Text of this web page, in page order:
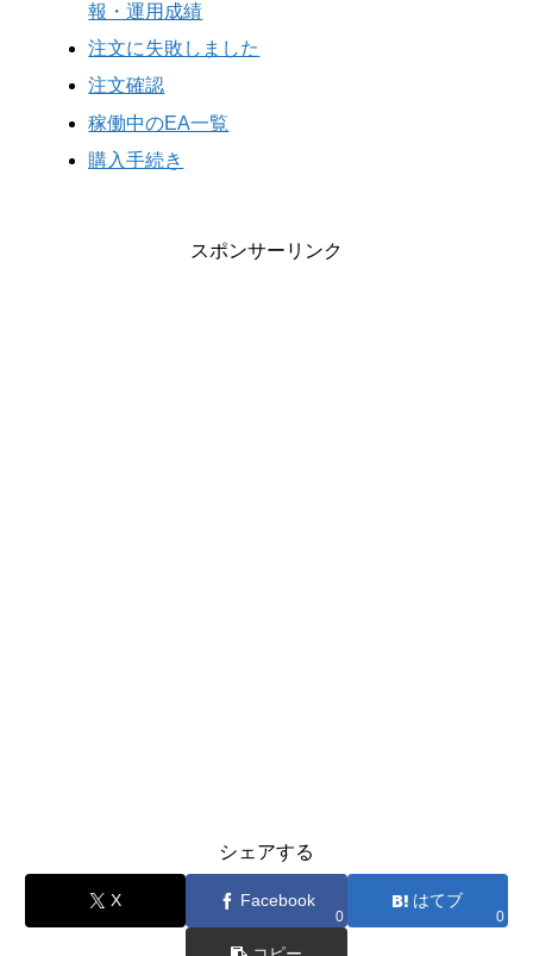
報・運用成績
注文に失敗しました
注文確認
稼働中のEA一覧
購入手続き
スポンサーリンク
シェアする
X Facebook
0
はてブ
0